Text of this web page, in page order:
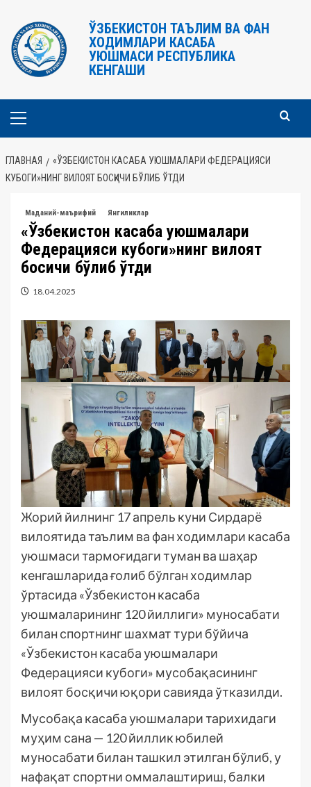
содержимому
ЎЗБЕКИСТОН ТАЪЛИМ ВА ФАН
ХОДИМЛАРИ КАСАБА
УЮШМАСИ РЕСПУБЛИКА
КЕНГАШИ
Основное
ГЛАВНАЯ
«ЎЗБЕКИСТОН КАСАБА УЮШМАЛАРИ ФЕДЕРАЦИЯСИ
КУБОГИ»НИНГ ВИЛОЯТ БОСҚИЧИ БЎЛИБ ЎТДИ
Маданий-маърифий Янгиликлар
«Ўзбекистон касаба уюшмалари
Федерацияси кубоги»нинг вилоят
босқичи бўлиб ўтди
18.04.2025
Жорий йилнинг 17 апрель куни Сирдарё
вилоятида таълим ва фан ходимлари касаба
уюшмаси тармоғидаги туман ва шаҳар
кенгашларида ғолиб бўлган ходимлар
ўртасида «Ўзбекистон касаба
уюшмаларининг 120 йиллиги» муносабати
билан спортнинг шахмат тури бўйича
«Ўзбекистон касаба уюшмалари
Федерацияси кубоги» мусобақасининг
вилоят босқичи юқори савияда ўтказилди.
Мусобақа касаба уюшмалари тарихидаги
муҳим сана — 120 йиллик юбилей
муносабати билан ташкил этилган бўлиб, у
нафақат спортни оммалаштириш, балки